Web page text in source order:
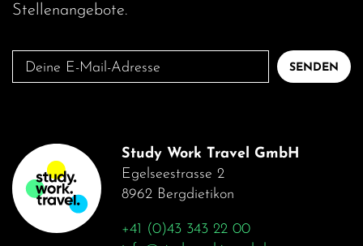
Stellenangebote.
Deine
E-
SENDEN
Study Work Travel GmbH
Egelseestrasse 2
8962 Bergdietikon
+41 (0)43 343 22 00